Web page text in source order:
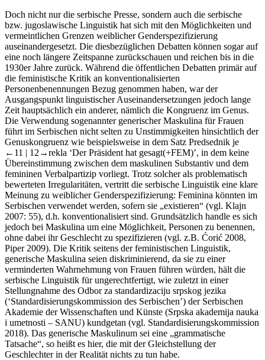
Doch nicht nur die serbische Presse, sondern auch die serbische
bzw. jugoslawische Linguistik hat sich mit den Möglichkeiten und
vermeintlichen Grenzen weiblicher Genderspezifizierung
auseinandergesetzt. Die diesbezüglichen Debatten können sogar auf
eine noch längere Zeitspanne zurückschauen und reichen bis in die
1930er Jahre zurück. Während die öffentlichen Debatten primär auf
die feministische Kritik an konventionalisierten
Personenbenennungen Bezug genommen haben, war der
Ausgangspunkt linguistischer Auseinandersetzungen jedoch lange
Zeit hauptsächlich ein anderer, nämlich die Kongruenz im Genus.
Die Verwendung sogenannter generischer Maskulina für Frauen
führt im Serbischen nicht selten zu Unstimmigkeiten hinsichtlich der
Genuskongruenz wie beispielsweise in dem Satz Predsednik je
←11 | 12→rekla ‘Der Präsident hat gesagt(+FEM)’, in dem keine
Übereinstimmung zwischen dem maskulinen Substantiv und dem
femininen Verbalpartizip vorliegt. Trotz solcher als problematisch
bewerteten Irregularitäten, vertritt die serbische Linguistik eine klare
Meinung zu weiblicher Genderspezifizierung: Feminina könnten im
Serbischen verwendet werden, sofern sie „existieren“ (vgl. Klajn
2007: 55), d.h. konventionalisiert sind. Grundsätzlich handle es sich
jedoch bei Maskulina um eine Möglichkeit, Personen zu benennen,
ohne dabei ihr Geschlecht zu spezifizieren (vgl. z.B. Ćorić 2008,
Piper 2009). Die Kritik seitens der feministischen Linguistik,
generische Maskulina seien diskriminierend, da sie zu einer
verminderten Wahrnehmung von Frauen führen würden, hält die
serbische Linguistik für ungerechtfertigt, wie zuletzt in einer
Stellungnahme des Odbor za standardizaciju srpskog jezika
(‘Standardisierungskommission des Serbischen’) der Serbischen
Akademie der Wissenschaften und Künste (Srpska akademija nauka
i umetnosti – SANU) kundgetan (vgl. Standardisierungskommission
2018). Das generische Maskulinum sei eine „grammatische
Tatsache“, so heißt es hier, die mit der Gleichstellung der
Geschlechter in der Realität nichts zu tun habe.